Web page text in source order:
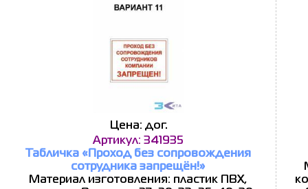
Цена: дог.
Артикул: 341935
Табличка «Проход без сопровождения
сотрудника запрещён!»
Материал изготовления: пластик ПВХ,